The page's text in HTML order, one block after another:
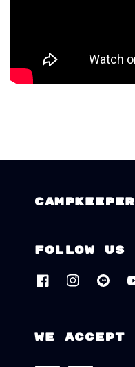
CAMPKEEPER
Follow us
We accept